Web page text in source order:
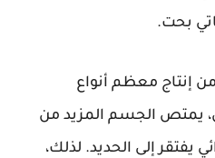
بحت.
إنتاج معظم أنواع
يمتص الجسم المزيد من
يفتقر إلى الحديد. لذلك،